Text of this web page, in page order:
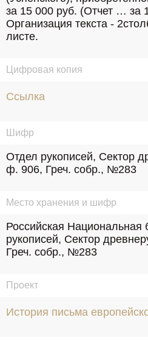
за 15 000 руб. (Отчет … за
Организация текста -
листе.
Цифровая копия
Ссылка
Шифр
Отдел рукописей, Сектор
ф. 906, Греч. собр., №283
Место хранения и шифр
Российская Национальная
рукописей, Сектор
Греч. собр., №283
Проект
История письма